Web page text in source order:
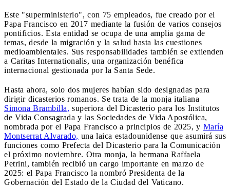
Este "superministerio", con 75 empleados, fue creado por el
Papa Francisco en 2017 mediante la fusión de varios consejos
pontificios. Esta entidad se ocupa de una amplia gama de
temas, desde la migración y la salud hasta las cuestiones
medioambientales. Sus responsabilidades también se extienden
a Caritas Internationalis, una organización benéfica
internacional gestionada por la Santa Sede.
Hasta ahora, solo dos mujeres habían sido designadas para
dirigir dicasterios romanos. Se trata de la monja italiana
Simona Brambilla, superiora del Dicasterio para los Institutos
de Vida Consagrada y las Sociedades de Vida Apostólica,
nombrada por el Papa Francisco a principios de 2025, y María
Montserrat Alvarado, una laica estadounidense que asumirá sus
funciones como Prefecta del Dicasterio para la Comunicación
el próximo noviembre. Otra monja, la hermana Raffaela
Petrini, también recibió un cargo importante en marzo de
2025: el Papa Francisco la nombró Presidenta de la
Gobernación del Estado de la Ciudad del Vaticano.